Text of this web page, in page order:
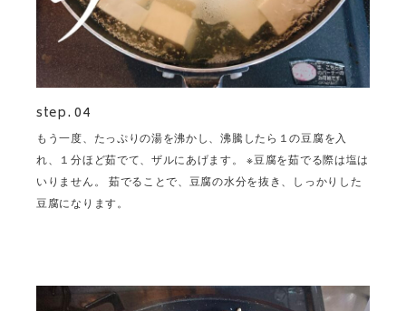
step. 04
もう一度、たっぷりの湯を沸かし、沸騰したら１の豆腐を入
れ、１分ほど茹でて、ザルにあげます。 ※豆腐を茹でる際は塩は
いりません。 茹でることで、豆腐の水分を抜き、しっかりした
豆腐になります。